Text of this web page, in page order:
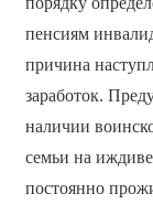
пенсиям
причина
заработок.
наличии
семьи на
постоянно